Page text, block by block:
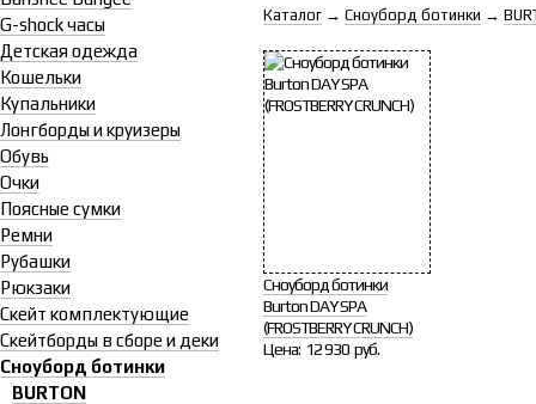
Каталог → Сноуборд ботинки →
Сноуборд ботинки
Burton DAY SPA
(FROSTBERRY CRUNCH)
Цена: 12 930 руб.
G-shock часы
Детская одежда
Кошельки
Купальники
Лонгборды и круизеры
Обувь
Очки
Поясные сумки
Ремни
Рубашки
Рюкзаки
Скейт комплектующие
Скейтборды в сборе и деки
Сноуборд ботинки
BURTON